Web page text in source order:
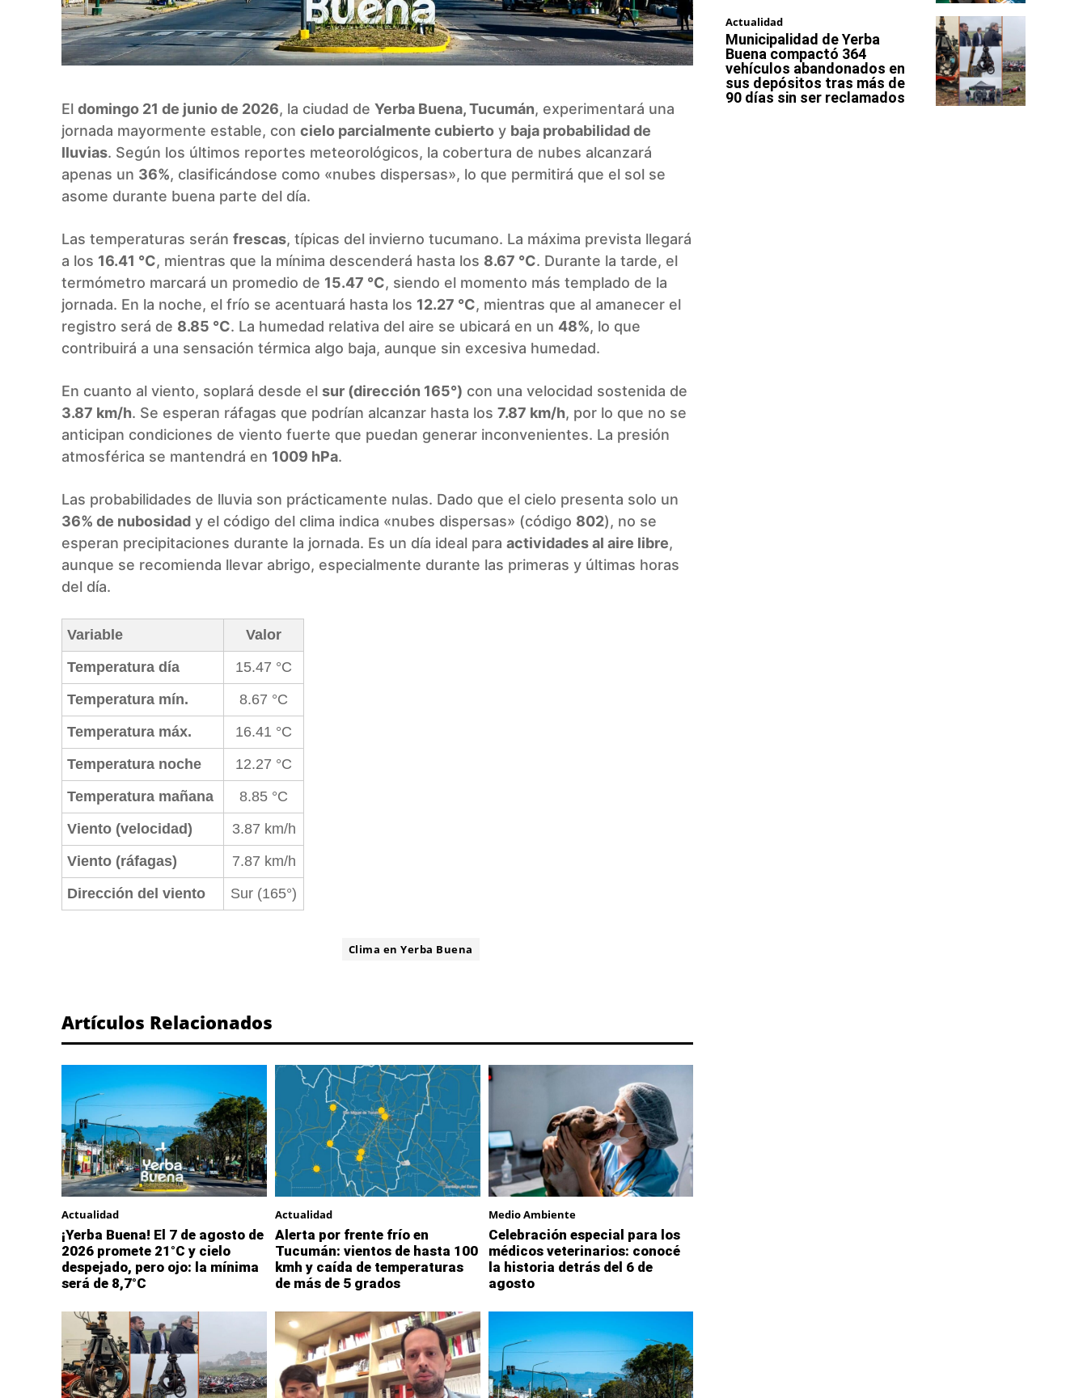
El domingo 21 de junio de 2026, la ciudad de Yerba Buena, Tucumán, experimentará una
jornada mayormente estable, con cielo parcialmente cubierto y baja probabilidad de
lluvias. Según los últimos reportes meteorológicos, la cobertura de nubes alcanzará
apenas un 36%, clasificándose como «nubes dispersas», lo que permitirá que el sol se
asome durante buena parte del día.
Las temperaturas serán frescas, típicas del invierno tucumano. La máxima prevista llegará
a los 16.41 °C, mientras que la mínima descenderá hasta los 8.67 °C. Durante la tarde, el
termómetro marcará un promedio de 15.47 °C, siendo el momento más templado de la
jornada. En la noche, el frío se acentuará hasta los 12.27 °C, mientras que al amanecer el
registro será de 8.85 °C. La humedad relativa del aire se ubicará en un 48%, lo que
contribuirá a una sensación térmica algo baja, aunque sin excesiva humedad.
En cuanto al viento, soplará desde el sur (dirección 165°) con una velocidad sostenida de
3.87 km/h. Se esperan ráfagas que podrían alcanzar hasta los 7.87 km/h, por lo que no se
anticipan condiciones de viento fuerte que puedan generar inconvenientes. La presión
atmosférica se mantendrá en 1009 hPa.
Las probabilidades de lluvia son prácticamente nulas. Dado que el cielo presenta solo un
36% de nubosidad y el código del clima indica «nubes dispersas» (código 802), no se
esperan precipitaciones durante la jornada. Es un día ideal para actividades al aire libre,
aunque se recomienda llevar abrigo, especialmente durante las primeras y últimas horas
del día.
Variable
Valor
Temperatura día
15.47 °C
Temperatura mín.
8.67 °C
Temperatura máx.
16.41 °C
Temperatura noche
12.27 °C
Temperatura mañana
8.85 °C
Viento (velocidad)
3.87 km/h
Viento (ráfagas)
7.87 km/h
Dirección del viento
Sur (165°)
Clima en Yerba Buena
Artículos Relacionados
Actualidad
¡Yerba Buena! El 7 de agosto de
2026 promete 21°C y cielo
despejado, pero ojo: la mínima
será de 8,7°C
Actualidad
Alerta por frente frío en
Tucumán: vientos de hasta 100
kmh y caída de temperaturas
de más de 5 grados
Medio Ambiente
Celebración especial para los
médicos veterinarios: conocé
la historia detrás del 6 de
agosto
Actualidad
Municipalidad de Yerba
Buena compactó 364
vehículos abandonados en
sus depósitos tras más de
90 días sin ser reclamados